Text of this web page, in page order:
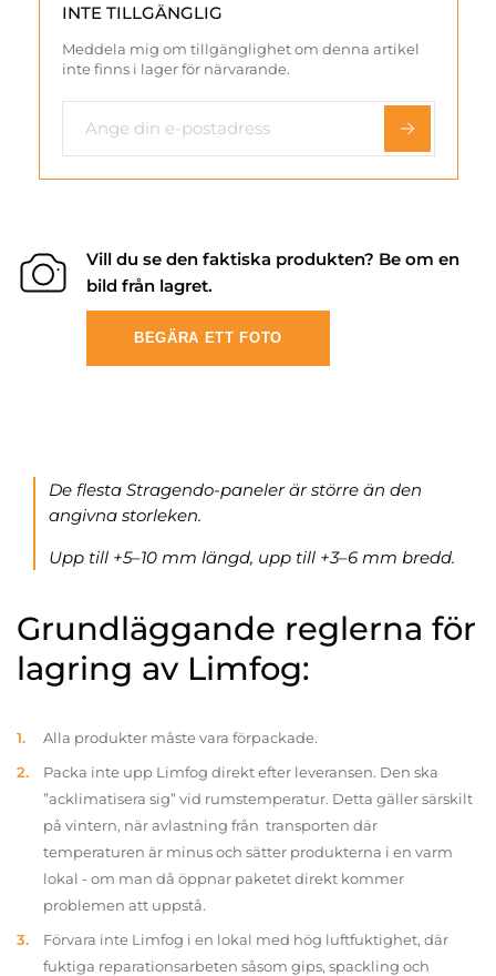
INTE TILLGÄNGLIG
Meddela mig om tillgänglighet om denna artikel
inte finns i lager för närvarande.
Vill du se den faktiska produkten? Be om en
bild från lagret.
BEGÄRA ETT FOTO
De flesta Stragendo-paneler är större än den
angivna storleken.
Upp till +5–10 mm längd, upp till +3–6 mm bredd.
Grundläggande reglerna för
lagring av Limfog:
Alla produkter måste vara förpackade.
Packa inte upp Limfog direkt efter leveransen. Den ska
”acklimatisera sig” vid rumstemperatur. Detta gäller särskilt
på vintern, när avlastning från transporten där
temperaturen är minus och sätter produkterna i en varm
lokal - om man då öppnar paketet direkt kommer
problemen att uppstå.
Förvara inte Limfog i en lokal med hög luftfuktighet, där
fuktiga reparationsarbeten såsom gips, spackling och